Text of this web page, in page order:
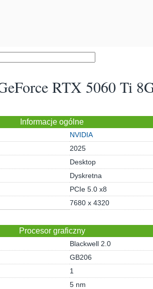
RTX 5060 Ti
Informacje ogólne
NVIDIA
2025
Desktop
Dyskretna
PCIe 5.0 x8
7680 x 4320
Procesor graficzny
Blackwell 2.0
GB206
1
5 nm